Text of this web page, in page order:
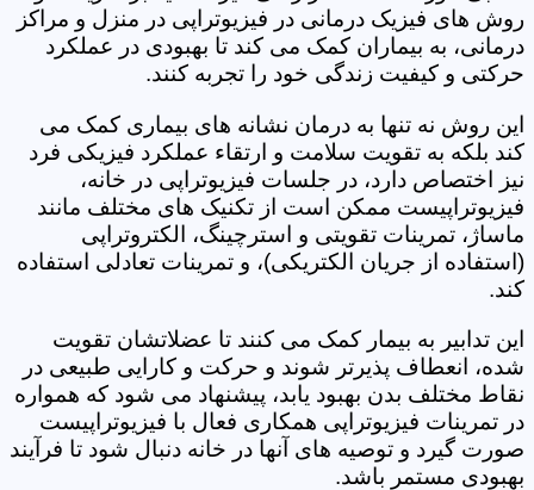
روش های فیزیک درمانی در فیزیوتراپی در منزل و مراکز
درمانی، به بیماران کمک می کند تا بهبودی در عملکرد
حرکتی و کیفیت زندگی خود را تجربه کنند.
این روش نه تنها به درمان نشانه های بیماری کمک می
کند بلکه به تقویت سلامت و ارتقاء عملکرد فیزیکی فرد
نیز اختصاص دارد، در جلسات فیزیوتراپی در خانه،
فیزیوتراپیست ممکن است از تکنیک های مختلف مانند
ماساژ، تمرینات تقویتی و استرچینگ، الکتروتراپی
(استفاده از جریان الکتریکی)، و تمرینات تعادلی استفاده
کند.
این تدابیر به بیمار کمک می کنند تا عضلاتشان تقویت
شده، انعطاف پذیرتر شوند و حرکت و کارایی طبیعی در
نقاط مختلف بدن بهبود یابد، پیشنهاد می شود که همواره
در تمرینات فیزیوتراپی همکاری فعال با فیزیوتراپیست
صورت گیرد و توصیه های آنها در خانه دنبال شود تا فرآیند
بهبودی مستمر باشد.